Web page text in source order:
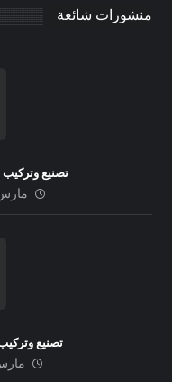
منشورات شائعة
تصنيع
مارس 15,
تصنيع
مارس 15,